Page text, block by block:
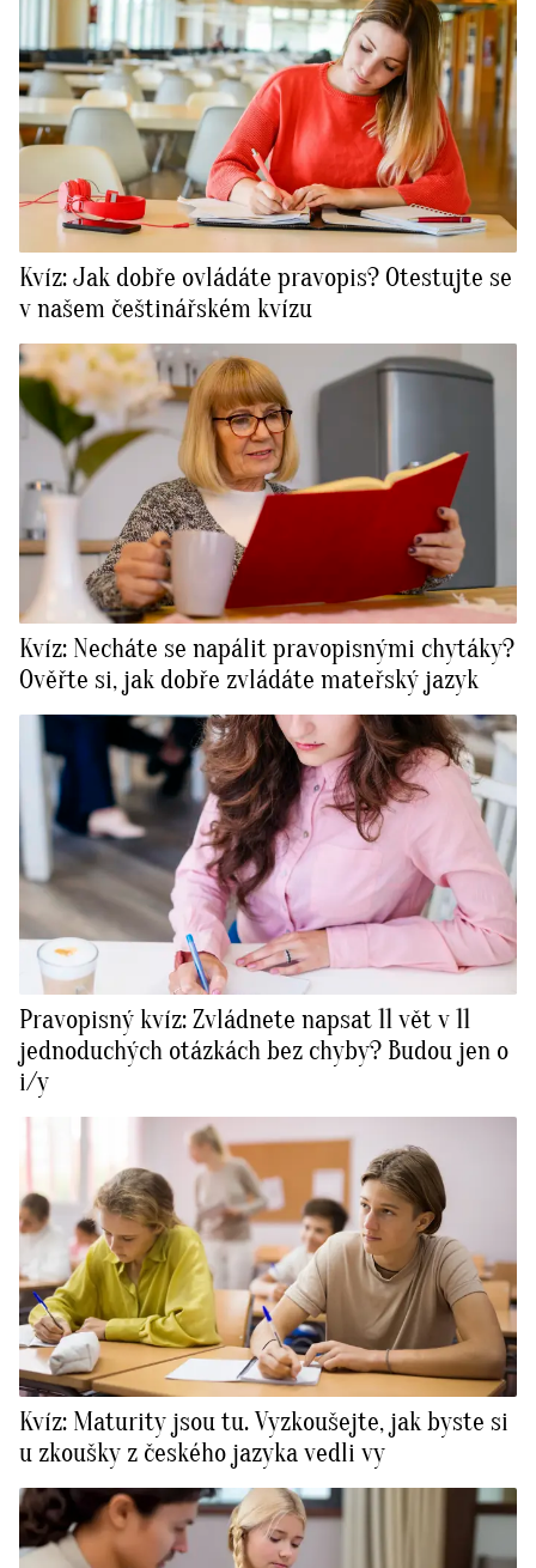
Kvíz: Jak dobře ovládáte pravopis? Otestujte se
v našem češtinářském kvízu
Kvíz: Necháte se napálit pravopisnými chytáky?
Ověřte si, jak dobře zvládáte mateřský jazyk
Pravopisný kvíz: Zvládnete napsat 11 vět v 11
jednoduchých otázkách bez chyby? Budou jen o
i/y
Kvíz: Maturity jsou tu. Vyzkoušejte, jak byste si
u zkoušky z českého jazyka vedli vy